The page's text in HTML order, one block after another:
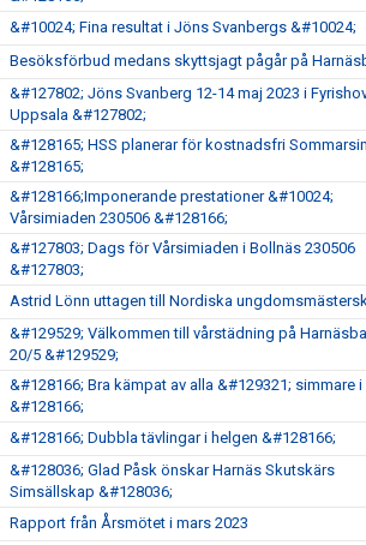
&#10024; Fina resultat i Jöns Svanbergs &#10024;
Besöksförbud medans skyttsjagt pågår på
&#127802; Jöns Svanberg 12-14 maj 2023 i
Uppsala &#127802;
&#128165; HSS planerar för kostnadsfri
&#128165;
&#128166;Imponerande prestationer &#10024;
Vårsimiaden 230506 &#128166;
&#127803; Dags för Vårsimiaden i Bollnäs 230506
&#127803;
Astrid Lönn uttagen till Nordiska
&#129529; Välkommen till vårstädning på
20/5 &#129529;
&#128166; Bra kämpat av alla &#129321; simmare i
&#128166;
&#128166; Dubbla tävlingar i helgen &#128166;
&#128036; Glad Påsk önskar Harnäs Skutskärs
Simsällskap &#128036;
Rapport från Årsmötet i mars 2023